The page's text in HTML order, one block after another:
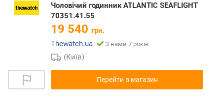
Чоловічий годинник ATLANTIC SEAFLIGHT
70351.41.55
19 540 грн.
Thewatch.ua
З нами 7 років
(Київ)
Перейти в магазин